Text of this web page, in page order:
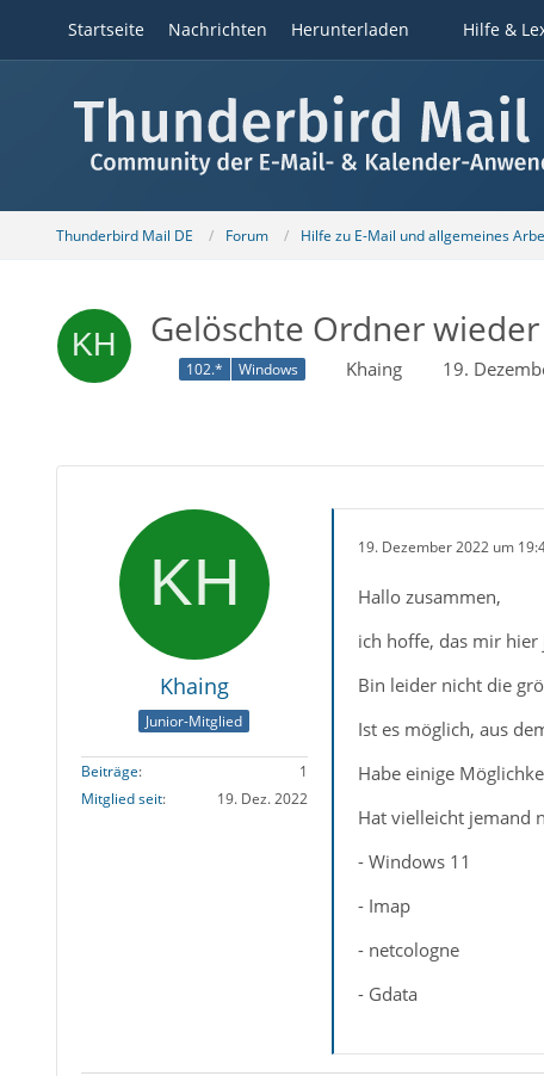
Startseite Nachrichten Herunterladen Hilfe &
Thunderbird Mail DE Forum Hilfe zu E-Mail und allgemeines
Gelöschte Ordner
102.* Windows Khaing 19.
Khaing
Junior-Mitglied
Beiträge
1
Mitglied seit
19. Dez. 2022
19. Dezember 2022 um
Hallo zusammen,
ich hoffe, das mir
Bin leider nicht die
Ist es möglich, aus
Habe einige
Hat vielleicht jemand
- Windows 11
- Imap
- netcologne
- Gdata